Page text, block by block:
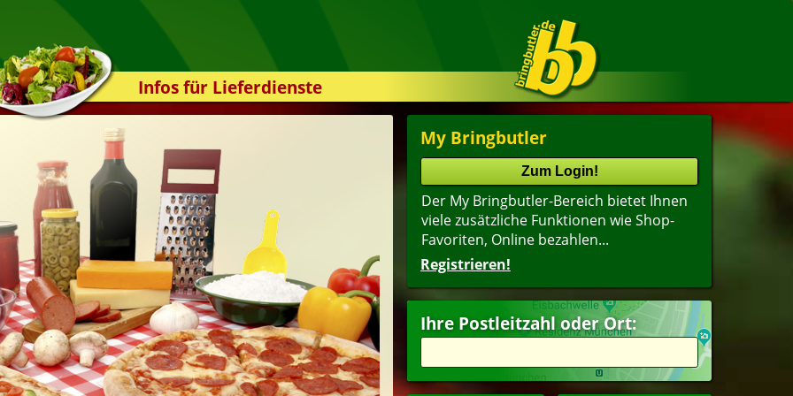
Infos für Lieferdienste
Kassensystem
Zuverlässigkeit
Sicherheit
Der Online-Shop
Das Bestellsystem
Der Bestellvorgang
Übertragung
Testshop
Styles
Kontakt
My Bringbutler
Der My Bringbutler-Bereich bietet Ihnen
viele zusätzliche Funktionen wie Shop-
Favoriten, Online bezahlen...
Registrieren!
Ihre Postleitzahl oder Ort: